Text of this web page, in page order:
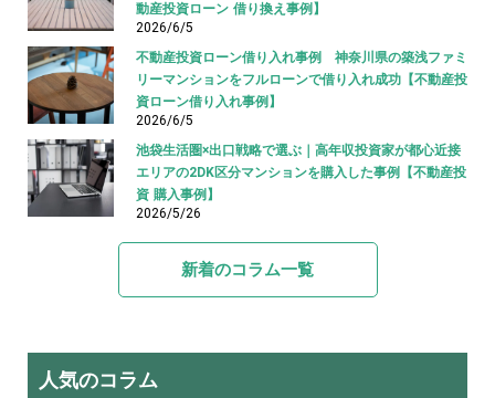
動産投資ローン 借り換え事例】
2026/6/5
不動産投資ローン借り入れ事例 神奈川県の築浅ファミ
リーマンションをフルローンで借り入れ成功【不動産投
資ローン借り入れ事例】
2026/6/5
池袋生活圏×出口戦略で選ぶ｜高年収投資家が都心近接
エリアの2DK区分マンションを購入した事例【不動産投
資 購入事例】
2026/5/26
新着のコラム一覧
人気のコラム